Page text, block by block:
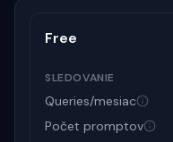
Free
SLEDOVANIE
Queries/mesiac
Počet promptov